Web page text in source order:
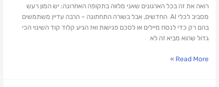
רואה את זה בכל הארגונים שאני מלווה בתקופה האחרונה: יש המון רעש
מסביב לכלי AI החדשים, אבל בשורה התחתונה – הרבה עדיין משתמשים
בהם רק כדי לנסח מיילים או לסכם פגישות ואז הגיע קלוד קוד השינוי הכי
גדול שהוא מביא זה לא
Read More »